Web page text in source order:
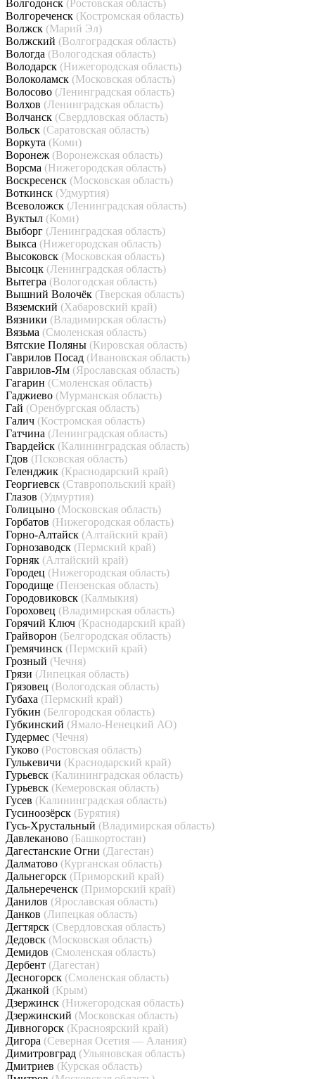
Волгодонск (Ростовская область)
Волгореченск (Костромская область)
Волжск (Марий Эл)
Волжский (Волгоградская область)
Вологда (Вологодская область)
Володарск (Нижегородская область)
Волоколамск (Московская область)
Волосово (Ленинградская область)
Волхов (Ленинградская область)
Волчанск (Свердловская область)
Вольск (Саратовская область)
Воркута (Коми)
Воронеж (Воронежская область)
Ворсма (Нижегородская область)
Воскресенск (Московская область)
Воткинск (Удмуртия)
Всеволожск (Ленинградская область)
Вуктыл (Коми)
Выборг (Ленинградская область)
Выкса (Нижегородская область)
Высоковск (Московская область)
Высоцк (Ленинградская область)
Вытегра (Вологодская область)
Вышний Волочёк (Тверская область)
Вяземский (Хабаровский край)
Вязники (Владимирская область)
Вязьма (Смоленская область)
Вятские Поляны (Кировская область)
Гаврилов Посад (Ивановская область)
Гаврилов-Ям (Ярославская область)
Гагарин (Смоленская область)
Гаджиево (Мурманская область)
Гай (Оренбургская область)
Галич (Костромская область)
Гатчина (Ленинградская область)
Гвардейск (Калининградская область)
Гдов (Псковская область)
Геленджик (Краснодарский край)
Георгиевск (Ставропольский край)
Глазов (Удмуртия)
Голицыно (Московская область)
Горбатов (Нижегородская область)
Горно-Алтайск (Алтайский край)
Горнозаводск (Пермский край)
Горняк (Алтайский край)
Городец (Нижегородская область)
Городище (Пензенская область)
Городовиковск (Калмыкия)
Гороховец (Владимирская область)
Горячий Ключ (Краснодарский край)
Грайворон (Белгородская область)
Гремячинск (Пермский край)
Грозный (Чечня)
Грязи (Липецкая область)
Грязовец (Вологодская область)
Губаха (Пермский край)
Губкин (Белгородская область)
Губкинский (Ямало-Ненецкий АО)
Гудермес (Чечня)
Гуково (Ростовская область)
Гулькевичи (Краснодарский край)
Гурьевск (Калининградская область)
Гурьевск (Кемеровская область)
Гусев (Калининградская область)
Гусиноозёрск (Бурятия)
Гусь-Хрустальный (Владимирская область)
Давлеканово (Башкортостан)
Дагестанские Огни (Дагестан)
Далматово (Курганская область)
Дальнегорск (Приморский край)
Дальнереченск (Приморский край)
Данилов (Ярославская область)
Данков (Липецкая область)
Дегтярск (Свердловская область)
Дедовск (Московская область)
Демидов (Смоленская область)
Дербент (Дагестан)
Десногорск (Смоленская область)
Джанкой (Крым)
Дзержинск (Нижегородская область)
Дзержинский (Московская область)
Дивногорск (Красноярский край)
Дигора (Северная Осетия — Алания)
Димитровград (Ульяновская область)
Дмитриев (Курская область)